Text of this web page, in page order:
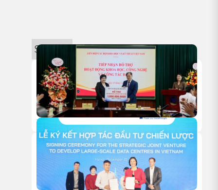
Sự kiện
18/05/2026
HITC TRAO TẶNG 1 TỶ ĐỒNG HỖ TRỢ HOẠT ĐỘNG NGHIÊN
CỨU KHOA HỌC CỦA VUSTA